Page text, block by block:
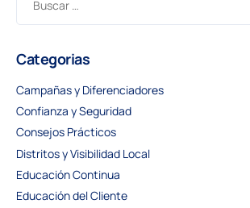
Categorias
Campañas y Diferenciadores
Confianza y Seguridad
Consejos Prácticos
Distritos y Visibilidad Local
Educación Continua
Educación del Cliente